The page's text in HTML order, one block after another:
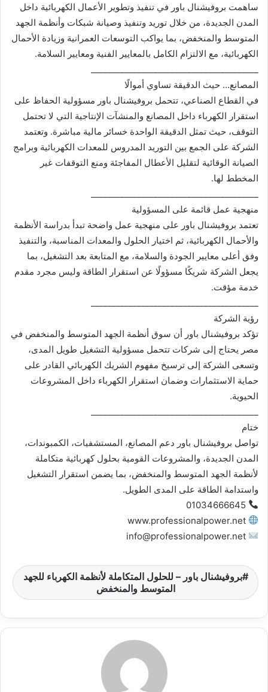
ساهمت بروفيشنال باور في تنفيذ وتطوير الأعمال الكهربائية داخل
المدن الجديدة، من خلال توريد وتنفيذ وصيانة شبكات وأنظمة الجهد
المتوسط والمنخفض، بما يواكب التوسعات العمرانية وزيادة الأحمال
الكهربائية، مع الالتزام الكامل بالمعايير الفنية ومعايير السلامة.
المصانع… حيث الدقيقة تساوي أموالًا
في القطاع الصناعي، تتحمل بروفيشنال باور مسؤولية الحفاظ على
استقرار الكهرباء داخل المصانع والمنشآت الإنتاجية التي لا تحتمل
التوقف، حيث تمثل الدقيقة الواحدة خسائر مالية مباشرة. وتعتمد
الشركة على الجمع بين التوريد المدروس للمعدات الكهربائية وبرامج
الصيانة الوقائية لتقليل الأعطال المفاجئة ومنع التوقفات غير
المخطط لها.
منهجية عمل قائمة على المسؤولية
تعتمد بروفيشنال باور على منهجية عمل واضحة تبدأ بدراسة الأنظمة
والأحمال الكهربائية، ثم اختيار الحلول والمعدات المناسبة، والتنفيذ
وفق أعلى معايير الجودة والسلامة، مع المتابعة بعد التشغيل، بما
يجعل الشركة شريكًا مسؤولًا عن استقرار الطاقة وليس مجرد مقدم
خدمة مؤقت.
رؤية الشركة
تؤكد بروفيشنال باور أن سوق أنظمة الجهد المتوسط والمنخفض في
مصر يحتاج إلى شركات تتحمل مسؤولية التشغيل طويل المدى،
وتسعى الشركة إلى ترسيخ مفهوم الشريك الكهربائي القادر على
حماية الاستثمارات وضمان استقرار الكهرباء داخل المشروعات
الحيوية.
ختام
تواصل بروفيشنال باور دعم المصانع، المستشفيات، الكمبوندات،
المدن الجديدة، والمشروعات القومية بحلول كهربائية متكاملة
لأنظمة الجهد المتوسط والمنخفض، بما يضمن استقرار التشغيل
واستدامة الطاقة على المدى الطويل.
www.professionalpower.net
info@professionalpower.net
بروفيشنال باور – للحلول المتكاملة لأنظمة الكهرباء للجهد
المتوسط والمنخفض